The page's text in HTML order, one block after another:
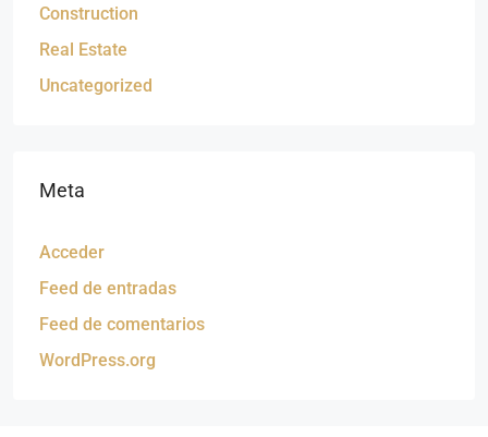
Construction
Real Estate
Uncategorized
Meta
Acceder
Feed de entradas
Feed de comentarios
WordPress.org